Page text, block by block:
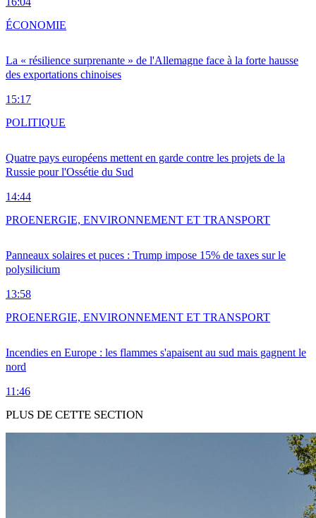
La « résilience surprenante » de l'Allemagne face à la forte hausse
des exportations chinoises
15:17
ÉCONOMIE
Quatre pays européens mettent en garde contre les projets de la
Russie pour l'Ossétie du Sud
14:44
POLITIQUE
Panneaux solaires et puces : Trump impose 15% de taxes sur le
polysilicium
13:58
PROENERGIE, ENVIRONNEMENT ET TRANSPORT
Incendies en Europe : les flammes s'apaisent au sud mais gagnent le
nord
11:46
PROENERGIE, ENVIRONNEMENT ET TRANSPORT
PLUS DE CETTE SECTION